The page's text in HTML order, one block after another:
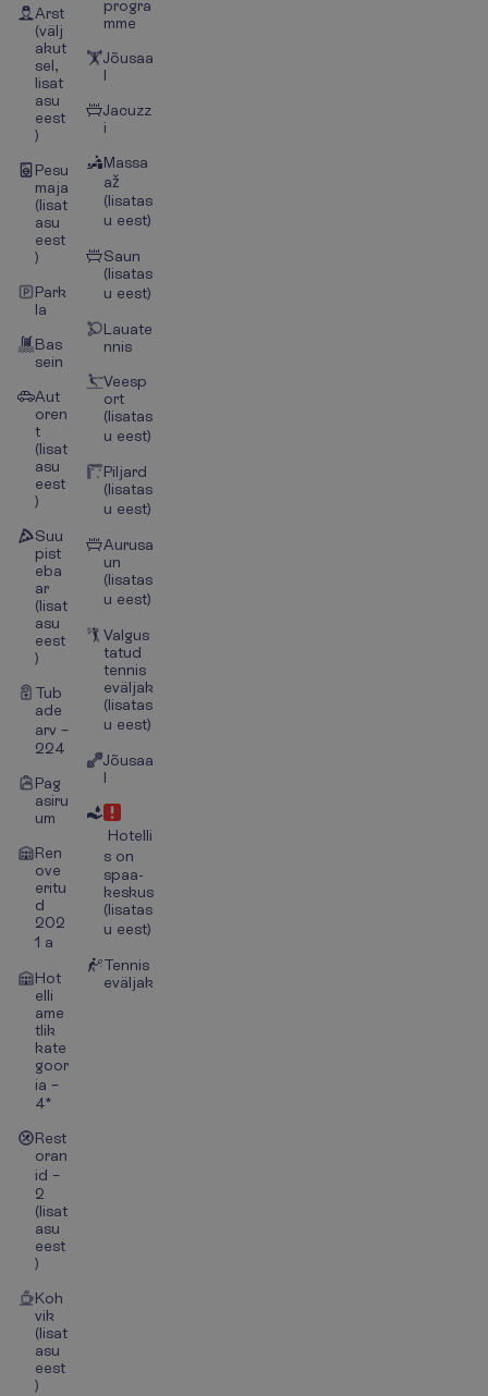
Arst
(välj
akut
sel,
lisat
asu
eest
)
Pesu
maja
(lisat
asu
eest
)
Park
la
Bas
sein
Aut
oren
t
(lisat
asu
eest
)
Suu
pist
eba
ar
(lisat
asu
eest
)
Tub
ade
arv –
224
Pag
asiru
um
Ren
ove
eritu
d
202
1 a
Hot
elli
ame
tlik
kate
goor
ia –
4*
Rest
oran
id –
2
(lisat
asu
eest
)
Koh
vik
(lisat
asu
eest
)
progra
mme
Jõusaa
l
Jacuzz
i
Massa
až
(lisatas
u eest)
Saun
(lisatas
u eest)
Lauate
nnis
Veesp
ort
(lisatas
u eest)
Piljard
(lisatas
u eest)
Aurusa
un
(lisatas
u eest)
Valgus
tatud
tennis
eväljak
(lisatas
u eest)
Jõusaa
l
Hotelli
s on
spaa-
keskus
(lisatas
u eest)
Tennis
eväljak